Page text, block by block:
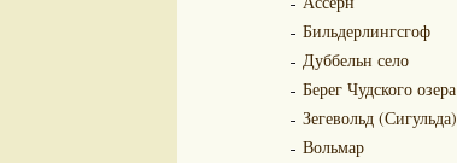
Бильдерлингсгоф
Дуббельн село
Берег Чудского озера
Зегевольд (Сигульда)
Вольмар